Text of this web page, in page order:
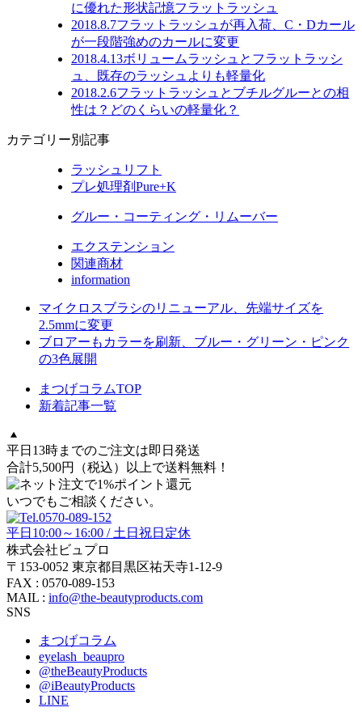
に優れた形状記憶フラットラッシュ
2018.8.7フラットラッシュが再入荷、C・Dカール
が一段階強めのカールに変更
2018.4.13ボリュームラッシュとフラットラッシ
ュ、既存のラッシュよりも軽量化
2018.2.6フラットラッシュとブチルグルーとの相
性は？どのくらいの軽量化？
カテゴリー別記事
ラッシュリフト
プレ処理剤Pure+K
グルー・コーティング・リムーバー
エクステンション
関連商材
information
マイクロスブラシのリニューアル、先端サイズを
2.5mmに変更
ブロアーもカラーを刷新、ブルー・グリーン・ピンク
の3色展開
まつげコラムTOP
新着記事一覧
平日13時までのご注文は即日発送
合計5,500円
（税込） 以上で送料無料！
いつでもご相談ください。
平日10:00～16:00 / 土日祝日定休
株式会社ビュプロ
〒153-0052 東京都目黒区祐天寺1-12-9
FAX : 0570-089-153
MAIL : info@the-beautyproducts.com
SNS
まつげコラム
eyelash_beaupro
@theBeautyProducts
@iBeautyProducts
LINE